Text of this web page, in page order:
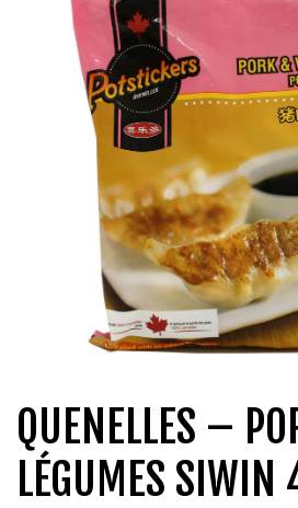
QUI SOMMES-NOUS?
CARRIÈRES
CONTACT
CONCOURS
QUENELLES –
LÉGUMES SIWIN